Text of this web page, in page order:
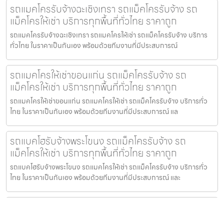
รถแมคโครรับจ้างฉะเชิงเทรา รถแม็คโครรับจ้าง รถ
แม็คโครให้เช่า บริการทุกพื้นที่ทั่วไทย ราคาถูก
รถแมคโครรับจ้างฉะเชิงเทรา รถแมคโครให้เช่า รถแม็คโครรับจ้าง บริการ
ทั่วไทย ในราคาเป็นกันเอง พร้อมด้วยทีมงานที่มีประสบการณ์
รถแมคโครให้เช่าขอนแก่น รถแม็คโครรับจ้าง รถ
แม็คโครให้เช่า บริการทุกพื้นที่ทั่วไทย ราคาถูก
รถแมคโครให้เช่าขอนแก่น รถแมคโครให้เช่า รถแม็คโครรับจ้าง บริการทั่ว
ไทย ในราคาเป็นกันเอง พร้อมด้วยทีมงานที่มีประสบการณ์ แล
รถแบคโฮรับจ้างพระโขนง รถแม็คโครรับจ้าง รถ
แม็คโครให้เช่า บริการทุกพื้นที่ทั่วไทย ราคาถูก
รถแบคโฮรับจ้างพระโขนง รถแมคโครให้เช่า รถแม็คโครรับจ้าง บริการทั่ว
ไทย ในราคาเป็นกันเอง พร้อมด้วยทีมงานที่มีประสบการณ์ และ